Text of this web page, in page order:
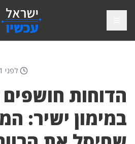
לפני 11 חודשים
הדוחות
במימון ישיר: